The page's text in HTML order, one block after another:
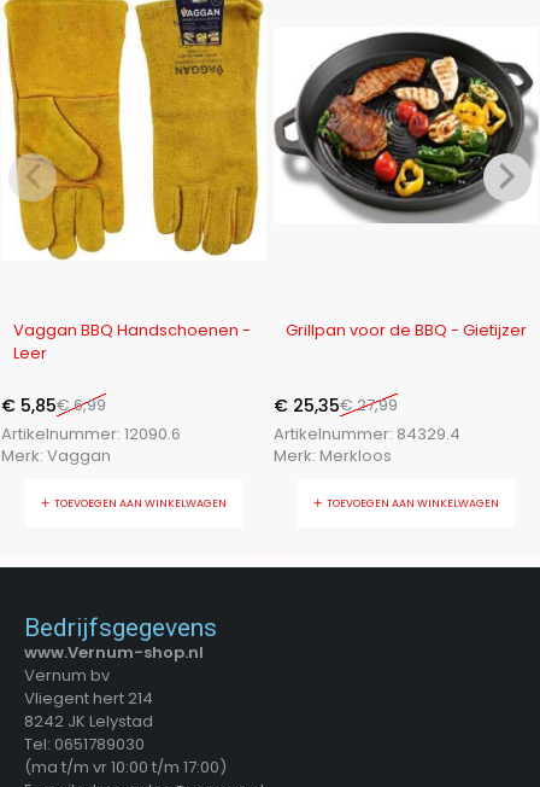
Vaggan BBQ Handschoenen -
Leer
€6,99
€ 5,85
Artikelnummer:12090.6
Merk:Vaggan
TOEVOEGEN AAN WINKELWAGEN
Grillpan voor de BBQ - Gietijzer
€27,99
€ 25,35
Artikelnummer: 84329.4
Merk: Merkloos
TOEVOEGEN AAN WINKELWAGEN
Bedrijfsgegevens
www.Vernum-shop.nl
Vernum bv
Vliegent hert 214
8242 JK Lelystad
Tel: 0651789030
(ma t/m vr 10:00 t/m 17:00)